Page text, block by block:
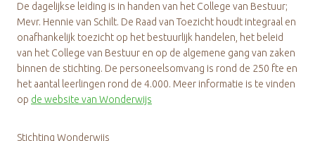
De dagelijkse leiding is in handen van het College van Bestuur;
Mevr. Hennie van Schilt. De Raad van Toezicht houdt integraal en
onafhankelijk toezicht op het bestuurlijk handelen, het beleid
van het College van Bestuur en op de algemene gang van zaken
binnen de stichting. De personeelsomvang is rond de 250 fte en
het aantal leerlingen rond de 4.000. Meer informatie is te vinden
op de website van Wonderwijs
Stichting Wonderwijs